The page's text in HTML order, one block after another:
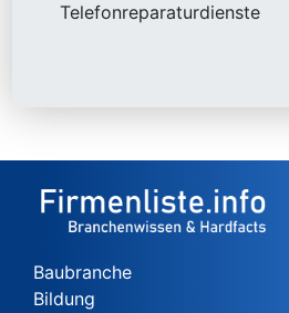
Telefonreparaturdienste
Baubranche
Bildung